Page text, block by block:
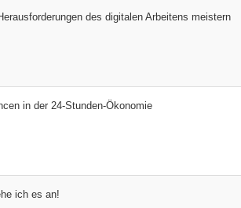
des digitalen Arbeitens meistern
in der 24-Stunden-Ökonomie
ich es an!